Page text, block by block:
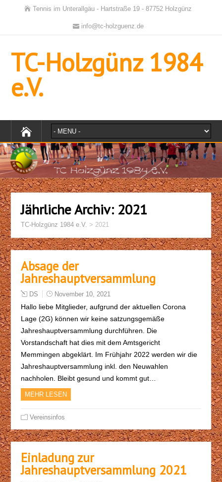
Tennis im Unterallgäu - Hartstraße 19 - 87752 Holzgünz
info@tc-holzguenz.de
TC-Holzgünz 1984
e.V.
Jährliche Archiv: 2021
TC-Holzgünz 1984 e.V. > 2021
Absage der
Jahreshauptversammlung
DS November 10, 2021
Hallo liebe Mitglieder, aufgrund der aktuellen Corona
Lage (2G) können wir keine satzungsgemäße
Jahreshauptversammlung durchführen. Die
Vorstandschaft hat dies mit dem Amtsgericht
Memmingen abgeklärt. Im Frühjahr 2022 werden wir die
Jahreshauptversammlung inkl. den Neuwahlen
nachholen. Bleibt gesund und kommt gut…
MEHR LESEN
Vereinsinfos
Einladung zur
Jahreshauptversammlung 2021